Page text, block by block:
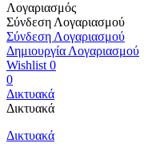
Λογαριασμός
Σύνδεση Λογαριασμού
Σύνδεση Λογαριασμού
Δημιουργία Λογαριασμού
Wishlist 0
0
Δικτυακά
Δικτυακά
Δικτυακά